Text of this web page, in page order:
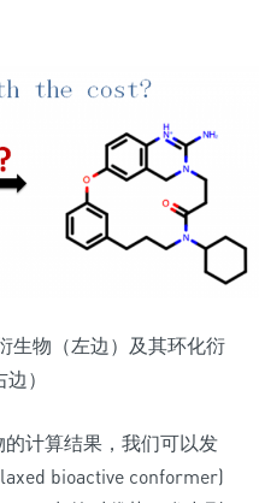
生物（左边）及其环化衍
）
计算结果，我们可以发
bioactive conformer)